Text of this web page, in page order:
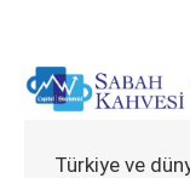
Türkiye ve